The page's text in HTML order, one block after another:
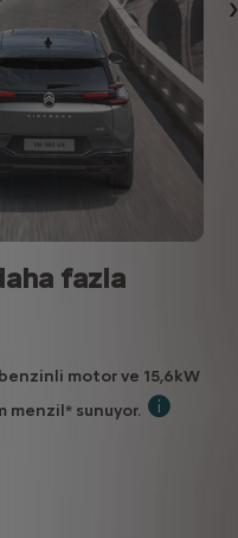
fazla
motor ve 15,6kW
menzil* sunuyor.